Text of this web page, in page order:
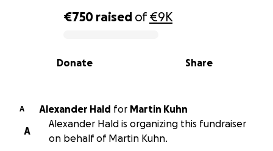
0% complete
€750 raised of€9K
Share
Donate
A Alexander Hald for Martin Kuhn
A
Alexander Hald is organizing this fundraiser
on behalf of Martin Kuhn.